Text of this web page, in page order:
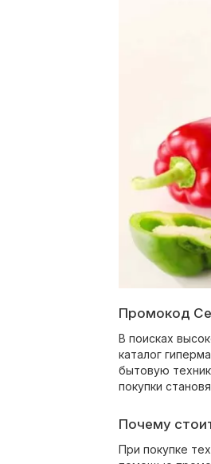
Промокод
В поисках
каталог
бытовую
покупки
Почему
При покупке